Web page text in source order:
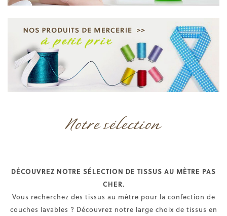
Notre sélection
DÉCOUVREZ NOTRE SÉLECTION DE TISSUS AU MÈTRE PAS
CHER.
Vous recherchez des tissus au mètre pour la confection de
couches lavables ? Découvrez notre large choix de tissus en